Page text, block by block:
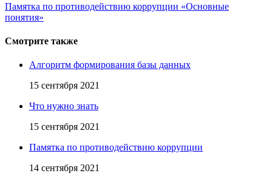
Памятка по противодействию коррупции «Основные
понятия»
Смотрите также
Алгоритм формирования базы данных
15 сентября 2021
Что нужно знать
15 сентября 2021
Памятка по противодействию коррупции
14 сентября 2021